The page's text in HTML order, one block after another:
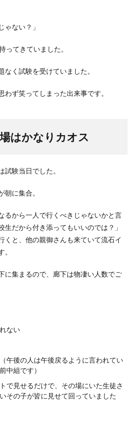
ゃない？」
ってきていました。
く試験を受けていました。
わず笑ってしまった出来事です。
はかなりカオス
試験当日でした。
に集合。
るから一人で行くべきじゃないかと言
生だから付き添ってもいいのでは？」
くと、他の親御さんも来ていて流石イ
に集まるので、廊下は物凄い人数でご
ない
午後の人は午後戻るように言われてい
中組です）
で見せるだけで、その場にいた生徒さ
その子が皆に見せて回っていました